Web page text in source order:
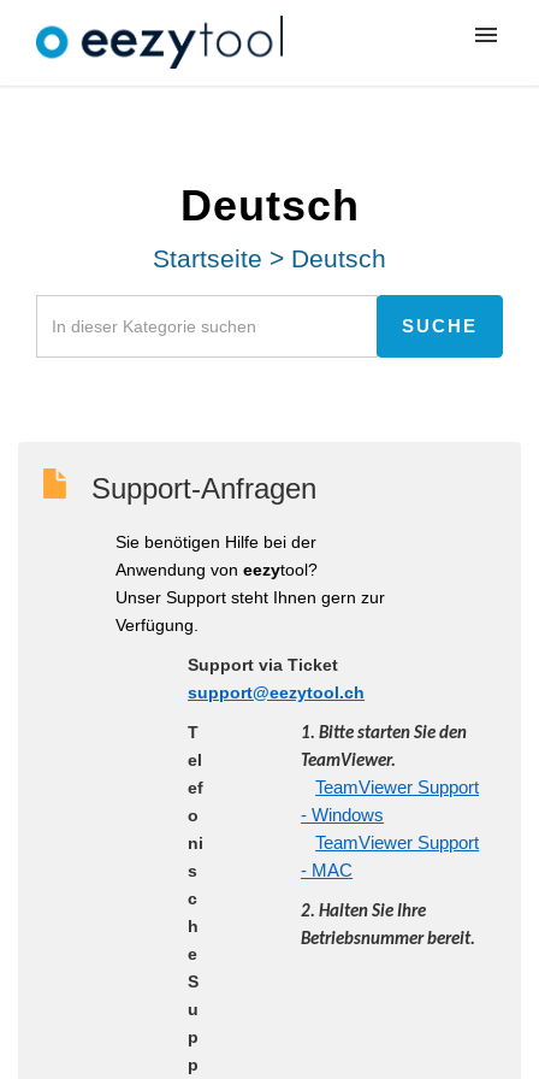
Deutsch
Startseite > Deutsch
Support-Anfragen
Sie benötigen Hilfe bei der
Anwendung voneezytool?
Unser Support steht Ihnen gern zur
Verfügung.
Support via Ticket
support@eezytool.ch
T
el
ef
o
ni
s
c
h
e
S
u
p
p
1. Bitte starten Sie den
TeamViewer.
TeamViewer Support
- Windows
TeamViewer Support
- MAC
2. Halten Sie Ihre
Betriebsnummer bereit.